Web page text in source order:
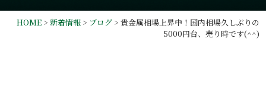
HOME> 新着情報> ブログ> 貴金属相場上昇中！国内相場久しぶりの
5000円台、売り時です(^^)